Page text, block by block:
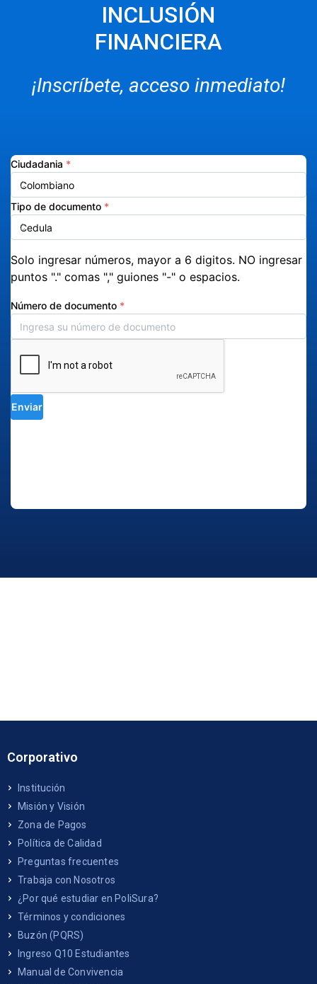
INCLUSIÓN
FINANCIERA
¡Inscríbete, acceso inmediato!
Corporativo
Institución
Misión y Visión
Zona de Pagos
Política de Calidad
Preguntas frecuentes
Trabaja con Nosotros
¿Por qué estudiar en PoliSura?
Términos y condiciones
Buzón (PQRS)
Ingreso Q10 Estudiantes
Manual de Convivencia